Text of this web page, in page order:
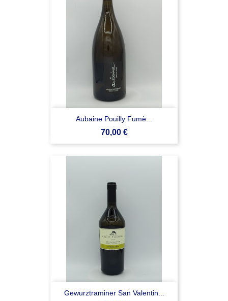
Aubaine Pouilly Fumè...
Prezzo
70,00 €
Gewurztraminer San Valentin...